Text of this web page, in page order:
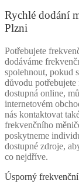
Rychlé dodání
Plzni
Potřebujete
dodáváme
spolehnout, pokud
důvodu
dostupná online,
internetovém
nás kontaktovat
frekvenčního
poskytneme
dostupné zdroje,
co nejdříve.
Úsporný